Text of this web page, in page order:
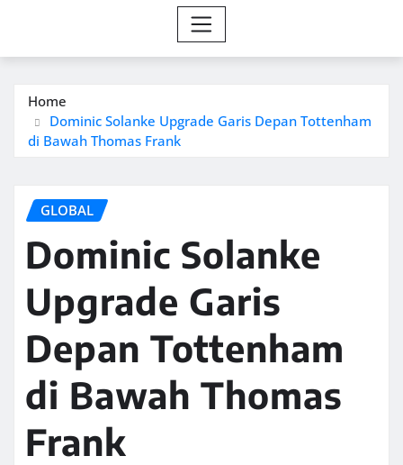
Home
Dominic Solanke Upgrade Garis Depan Tottenham
di Bawah Thomas Frank
GLOBAL
Dominic Solanke
Upgrade Garis
Depan Tottenham
di Bawah Thomas
Frank